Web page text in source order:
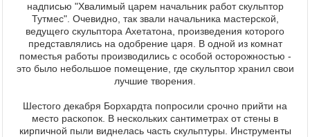
надписью "Хвалимый царем начальник работ скульптор
Тутмес". Очевидно, так звали начальника мастерской,
ведущего скульптора Ахетатона, произведения которого
представлялись на одобрение царя. В одной из комнат
поместья работы производились с особой осторожностью -
это было небольшое помещение, где скульптор хранил свои
лучшие творения.
Шестого декабря Борхардта попросили срочно прийти на
место раскопок. В нескольких сантиметрах от стены в
кирпичной пыли виднелась часть скульптуры. Инструменты